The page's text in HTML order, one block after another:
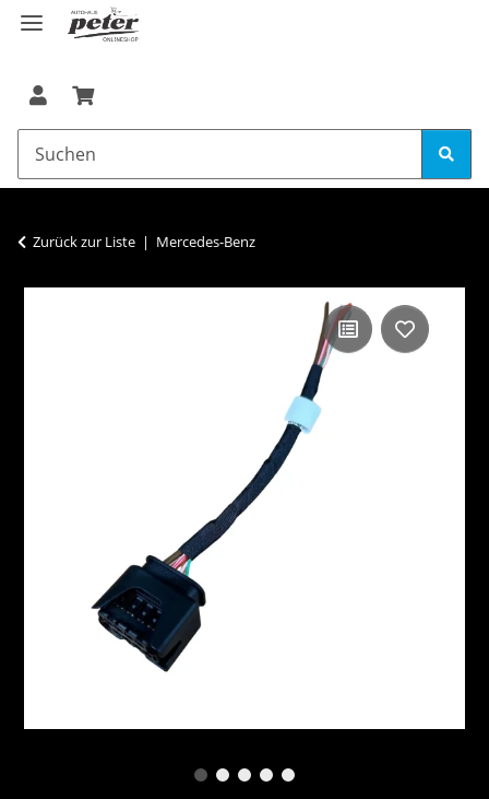
Zurück zur Liste Mercedes-Benz